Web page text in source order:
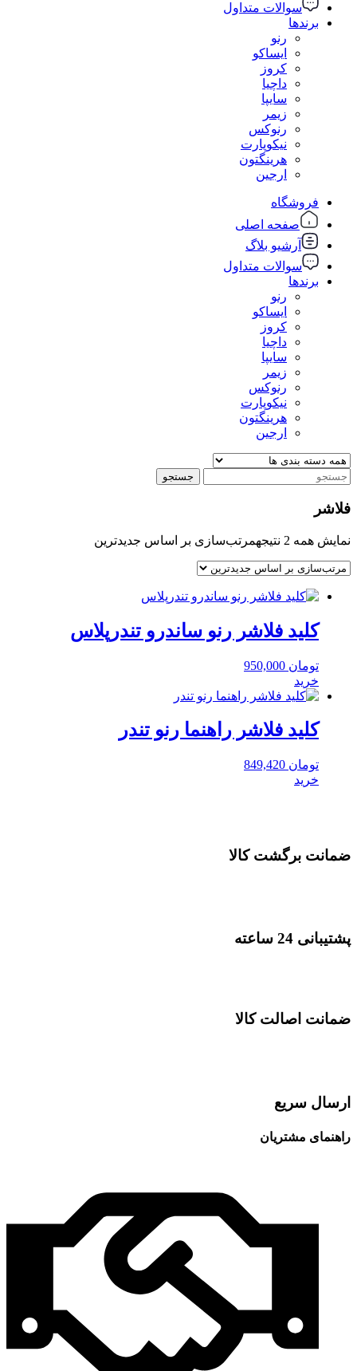
سوالات متداول
برندها
رنو
ایساکو
کروز
داچیا
سایپا
زیمر
رنوکس
نیکوپارت
هرینگتون
ارجین
فروشگاه
صفحه اصلی
آرشیو بلاگ
سوالات متداول
برندها
رنو
ایساکو
کروز
داچیا
سایپا
زیمر
رنوکس
نیکوپارت
هرینگتون
ارجین
جستجو
فلاشر
نمایش همه 2 نتیجه مرتب‌سازی بر اساس جدیدترین
کلید فلاشر رنو ساندرو تندرپلاس
تومان
خرید
کلید فلاشر راهنما رنو تندر
تومان
خرید
ضمانت برگشت کالا
پشتیبانی 24 ساعته
ضمانت اصالت کالا
ارسال سریع
راهنمای مشتریان